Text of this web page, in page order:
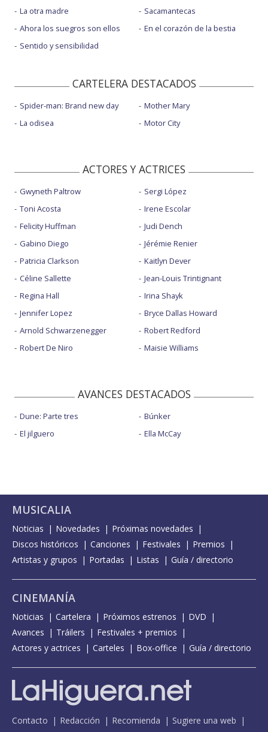
La otra madre
Ahora los suegros son ellos
Sentido y sensibilidad
Sacamantecas
En el corazón de la bestia
CARTELERA DESTACADOS
Spider-man: Brand new day
La odisea
Mother Mary
Motor City
ACTORES Y ACTRICES
Gwyneth Paltrow
Toni Acosta
Felicity Huffman
Gabino Diego
Patricia Clarkson
Céline Sallette
Regina Hall
Jennifer Lopez
Arnold Schwarzenegger
Robert De Niro
Sergi López
Irene Escolar
Judi Dench
Jérémie Renier
Kaitlyn Dever
Jean-Louis Trintignant
Irina Shayk
Bryce Dallas Howard
Robert Redford
Maisie Williams
AVANCES DESTACADOS
Dune: Parte tres
El jilguero
Búnker
Ella McCay
MUSICALIA
Noticias Novedades
Próximas novedades
Discos históricos
Canciones Festivales
Premios
Artistas y grupos
Portadas Listas Guía / directorio
CINEMANÍA
Noticias Cartelera Próximos estrenos
DVD
Avances
Tráilers
Festivales + premios
Actores y actrices
Carteles Box-office Guía / directorio
Contacto Redacción Recomienda
Sugiere una web